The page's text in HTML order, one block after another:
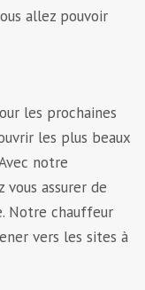
allez pouvoir
les prochaines
les plus beaux
notre
assurer de
Notre chauffeur
vers les sites à